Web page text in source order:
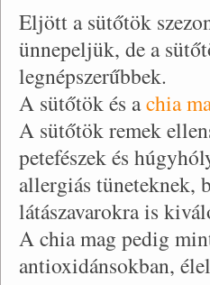
Eljött a sütőtök
ünnepeljük, de a
legnépszerűbbek.
A sütőtök és achia
A sütőtök remek
petefészek és
allergiás tüneteknek,
látászavarokra is
A chia mag pedig
antioxidánsokban,